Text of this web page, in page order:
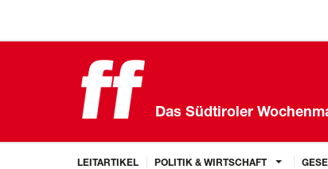
Das Südtiroler
LEITARTIKEL POLITIK & WIRTSCHAFT